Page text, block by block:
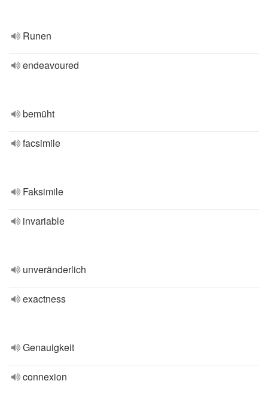
Runen
endeavoured
bemüht
facsimile
Faksimile
invariable
unveränderlich
exactness
Genauigkeit
connexion